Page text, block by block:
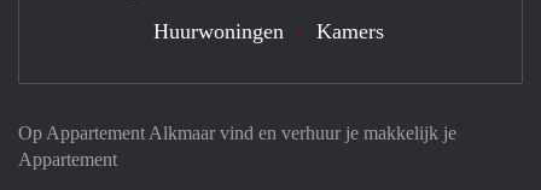
Op Appartement Alkmaar vind en verhuur je makkelijk je
Appartement
Huurwoningen Kamers